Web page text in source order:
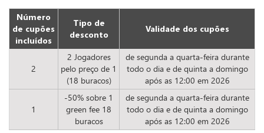
Número
de cupões
incluídos
Tipo de
desconto
Validade dos cupões
2
2 Jogadores
pelo preço de 1
(18 buracos)
de segunda a quarta-feira durante
todo o dia e de quinta a domingo
após as 12:00 em 2026
1
-50% sobre 1
green fee 18
buracos
de segunda a quarta-feira durante
todo o dia e de quinta a domingo
após as 12:00 em 2026